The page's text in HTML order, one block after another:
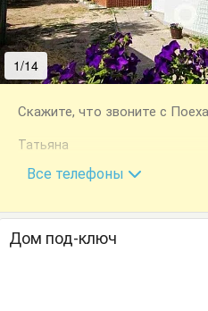
1/14
Скажите, что звоните с
Татьяна
+7 (918) 198-66-80
Все телефоны
Дом под-ключ